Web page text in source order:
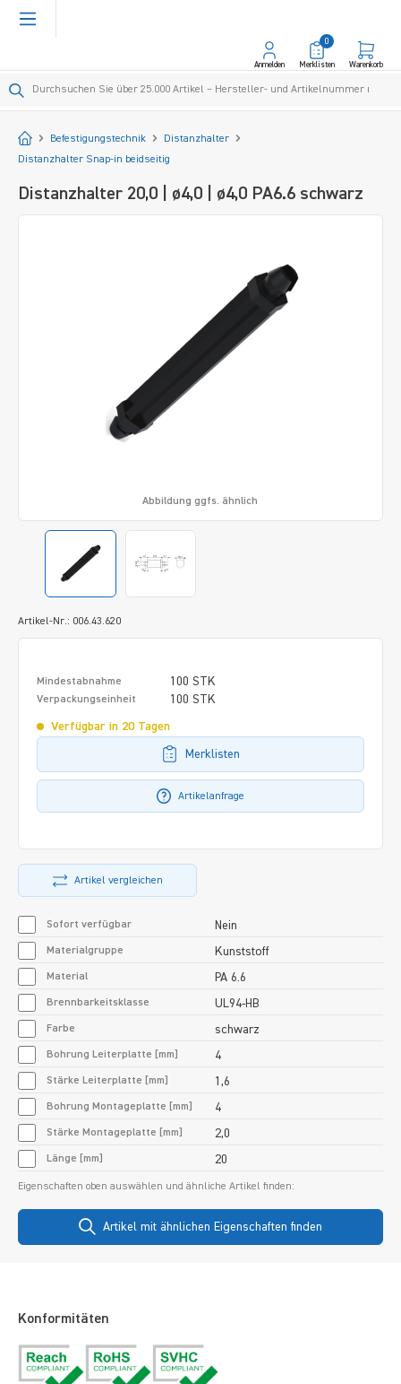
springen
Anmelden Merklisten
0
Warenkorb
Startseite
Befestigungstechnik
Distanzhalter
Distanzhalter Snap-in beidseitig
Distanzhalter 20,0 | ø4,0 | ø4,0 PA6.6 schwarz
Artikel-Nr.: 006.43.620
Abbildung ggfs. ähnlich
Mindestabnahme 100 STK
Verpackungseinheit 100 STK
Verfügbar in 20 Tagen
Merklisten
Artikelanfrage
Artikel vergleichen
Sofort verfügbar Nein
Materialgruppe Kunststoff
Material PA 6.6
Brennbarkeitsklasse UL94-HB
Farbe schwarz
Bohrung Leiterplatte [mm] 4
Stärke Leiterplatte [mm] 1,6
Bohrung Montageplatte [mm] 4
Stärke Montageplatte [mm] 2,0
Länge [mm] 20
Eigenschaften oben auswählen und ähnliche Artikel finden:
Artikel mit ähnlichen Eigenschaften finden
Konformitäten